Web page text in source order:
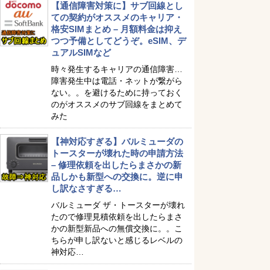
【通信障害対策に】サブ回線とし
ての契約がオススメのキャリア・
格安SIMまとめ – 月額料金は抑え
つつ予備としてどうぞ。eSIM、デ
ュアルSIMなど
時々発生するキャリアの通信障害…
障害発生中は電話・ネットが繋がら
ない。。を避けるために持っておく
のがオススメのサブ回線をまとめて
みた
【神対応すぎる】バルミューダの
トースターが壊れた時の申請方法
– 修理依頼を出したらまさかの新
品しかも新型への交換に。逆に申
し訳なさすぎる…
バルミューダ ザ・トースターが壊れ
たので修理見積依頼を出したらまさ
かの新型新品への無償交換に。。こ
ちらが申し訳ないと感じるレベルの
神対応…